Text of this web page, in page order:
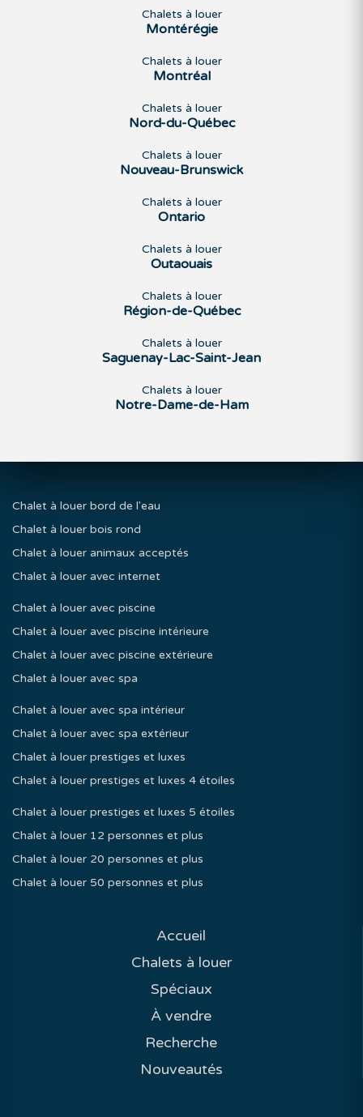
Chalets à louer
Montérégie
Chalets à louer
Montréal
Chalets à louer
Nord-du-Québec
Chalets à louer
Nouveau-Brunswick
Chalets à louer
Ontario
Chalets à louer
Outaouais
Chalets à louer
Région-de-Québec
Chalets à louer
Saguenay-Lac-Saint-Jean
Chalets à louer
Notre-Dame-de-Ham
Chalet à louer bord de l'eau
Chalet à louer bois rond
Chalet à louer animaux acceptés
Chalet à louer avec internet
Chalet à louer avec piscine
Chalet à louer avec piscine intérieure
Chalet à louer avec piscine extérieure
Chalet à louer avec spa
Chalet à louer avec spa intérieur
Chalet à louer avec spa extérieur
Chalet à louer prestiges et luxes
Chalet à louer prestiges et luxes 4 étoiles
Chalet à louer prestiges et luxes 5 étoiles
Chalet à louer 12 personnes et plus
Chalet à louer 20 personnes et plus
Chalet à louer 50 personnes et plus
Accueil
Chalets à louer
Spéciaux
À vendre
Recherche
Nouveautés